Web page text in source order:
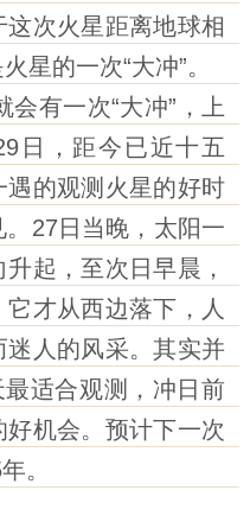
次火星距离地球相
星的一次“大冲”。
有一次“大冲”，上
日，距今已近十五
的观测火星的好时
27日当晚，太阳一
起，至次日早晨，
才从西边落下，人
人的风采。其实并
适合观测，冲日前
机会。预计下一次
。